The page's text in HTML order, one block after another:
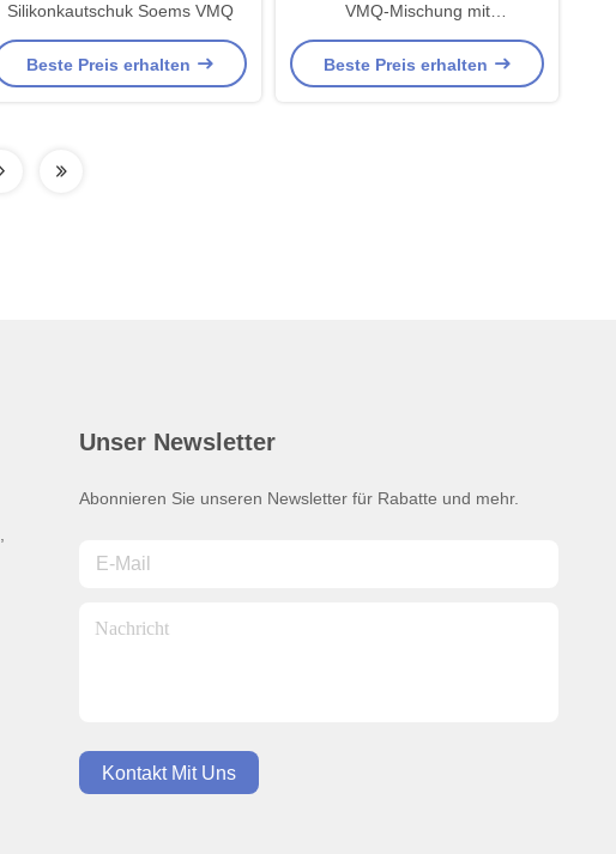
Silikonkautschuk Soems VMQ
Beste Preis erhalten
VMQ-Mischung mit
Tieftemperaturbeständigkeit (-17)
und Druckverformungsrest 12-20
Beste Preis erhalten
Unser Newsletter
Abonnieren Sie unseren Newsletter für Rabatte und mehr.
Kontakt Mit Uns